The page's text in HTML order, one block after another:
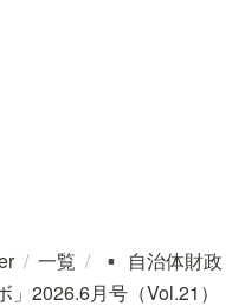
/ 一覧 / ▪️
自治体財政
2026.6月号（Vol.21）